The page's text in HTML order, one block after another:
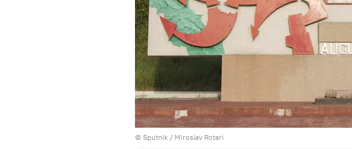
© Sputnik / Miroslav Rotari